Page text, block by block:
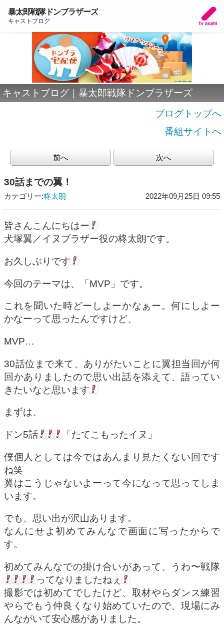
暴太郎戦隊ドンブラザーズ
キャストブログ
キャストブログ｜暴太郎戦隊ドンブラザーズ
ブログトップへ
番組サイトへ
前へ 次へ
30話までの翼！
カテゴリー:柊太朗 2022年09月25日 09:55
皆さんこんにちはー
犬塚翼／イヌブラザー役の柊太朗です。
お久しぶりです
今回のテーマは、「MVP」です。
これを聞いた時どーしよーかなぁー。何にしよー
かなーって思ったんですけど、
MVP…
30話位まで来て、ありがたいことに翼担当回が何
回かありましたので思い出話を添えて、語ってい
きたいなと思います
まずは、
ドン5話 「たてこもったイヌ」
僕個人としては今ではあんまり見たくない回です
ね笑
翼はこうじゃないよーって今になって思ってしま
います。
でも、思い出が沢山あります。
なんにせよ初めてみんなで画面に写ったからで
す。
初めてみんなでの掛け合いがあって、うわ〜戦隊
ってなりましたねぇ
撮影では初めてでしたけど、取材やらダンス練習
やらでもう仲良くなり始めていたので、現場にみ
んながいて安心感がありました。